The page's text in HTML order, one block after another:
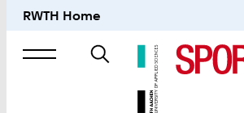
RWTH Home
Suche
nach